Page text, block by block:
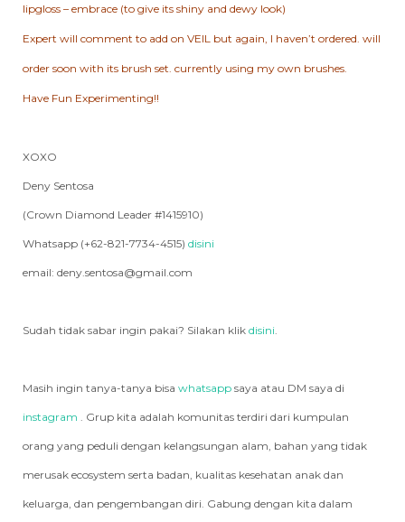
lipgloss – embrace (to give its shiny and dewy look)
Expert will comment to add on VEIL but again, I haven’t ordered. will
order soon with its brush set. currently using my own brushes.
Have Fun Experimenting!!
XOXO
Deny Sentosa
(Crown Diamond Leader #1415910)
Whatsapp (+62-821-7734-4515) disini
email: deny.sentosa@gmail.com
Sudah tidak sabar ingin pakai? Silakan klik disini
Masih ingin tanya-tanya bisa whatsapp saya atau DM saya di
instagram . Grup kita adalah komunitas terdiri dari kumpulan
orang yang peduli dengan kelangsungan alam, bahan yang tidak
merusak ecosystem serta badan, kualitas kesehatan anak dan
keluarga, dan pengembangan diri. Gabung dengan kita dalam